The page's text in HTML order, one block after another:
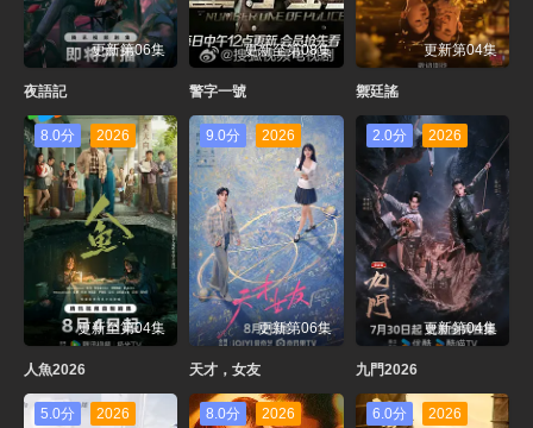
更新第06集
夜語記
更新至第08集
警字一號
更新第04集
禦廷謠
8.0分 2026
更新至第04集
人魚2026
9.0分 2026
更新第06集
天才，女友
2.0分 2026
更新第04集
九門2026
5.0分 2026 8.0分 2026 6.0分 2026